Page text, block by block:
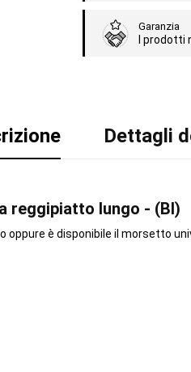
Garanzia
I
Dettagli
reggipiatto lungo - (BI)
è disponibile il morsetto